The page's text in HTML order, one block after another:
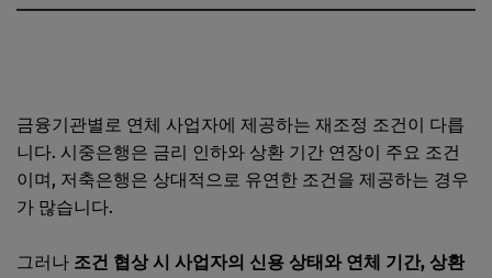
금융기관별로 연체 사업자에 제공하는 재조정 조건이 다릅
니다. 시중은행은 금리 인하와 상환 기간 연장이 주요 조건
이며, 저축은행은 상대적으로 유연한 조건을 제공하는 경우
가 많습니다.
그러나 조건 협상 시 사업자의 신용 상태와 연체 기간, 상환